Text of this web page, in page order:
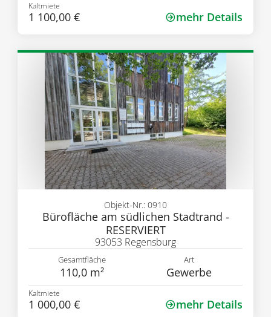
Kaltmiete
1 100,00 € mehr Details
Bürofläche am südlichen Stadtrand -
RESERVIERT
Objekt-Nr.: 0910
93053 Regensburg
Gesamtfläche
110,0 m²
Art
Gewerbe
Kaltmiete
1 000,00 € mehr Details